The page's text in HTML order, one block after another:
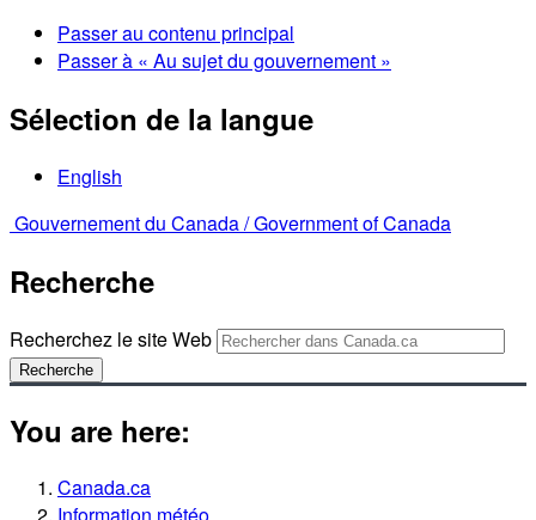
Passer au contenu principal
Passer à « Au sujet du gouvernement »
Sélection de la langue
English
Gouvernement du Canada /Government of Canada
Recherche
Recherchez le site Web
Recherche
You are here:
Canada.ca